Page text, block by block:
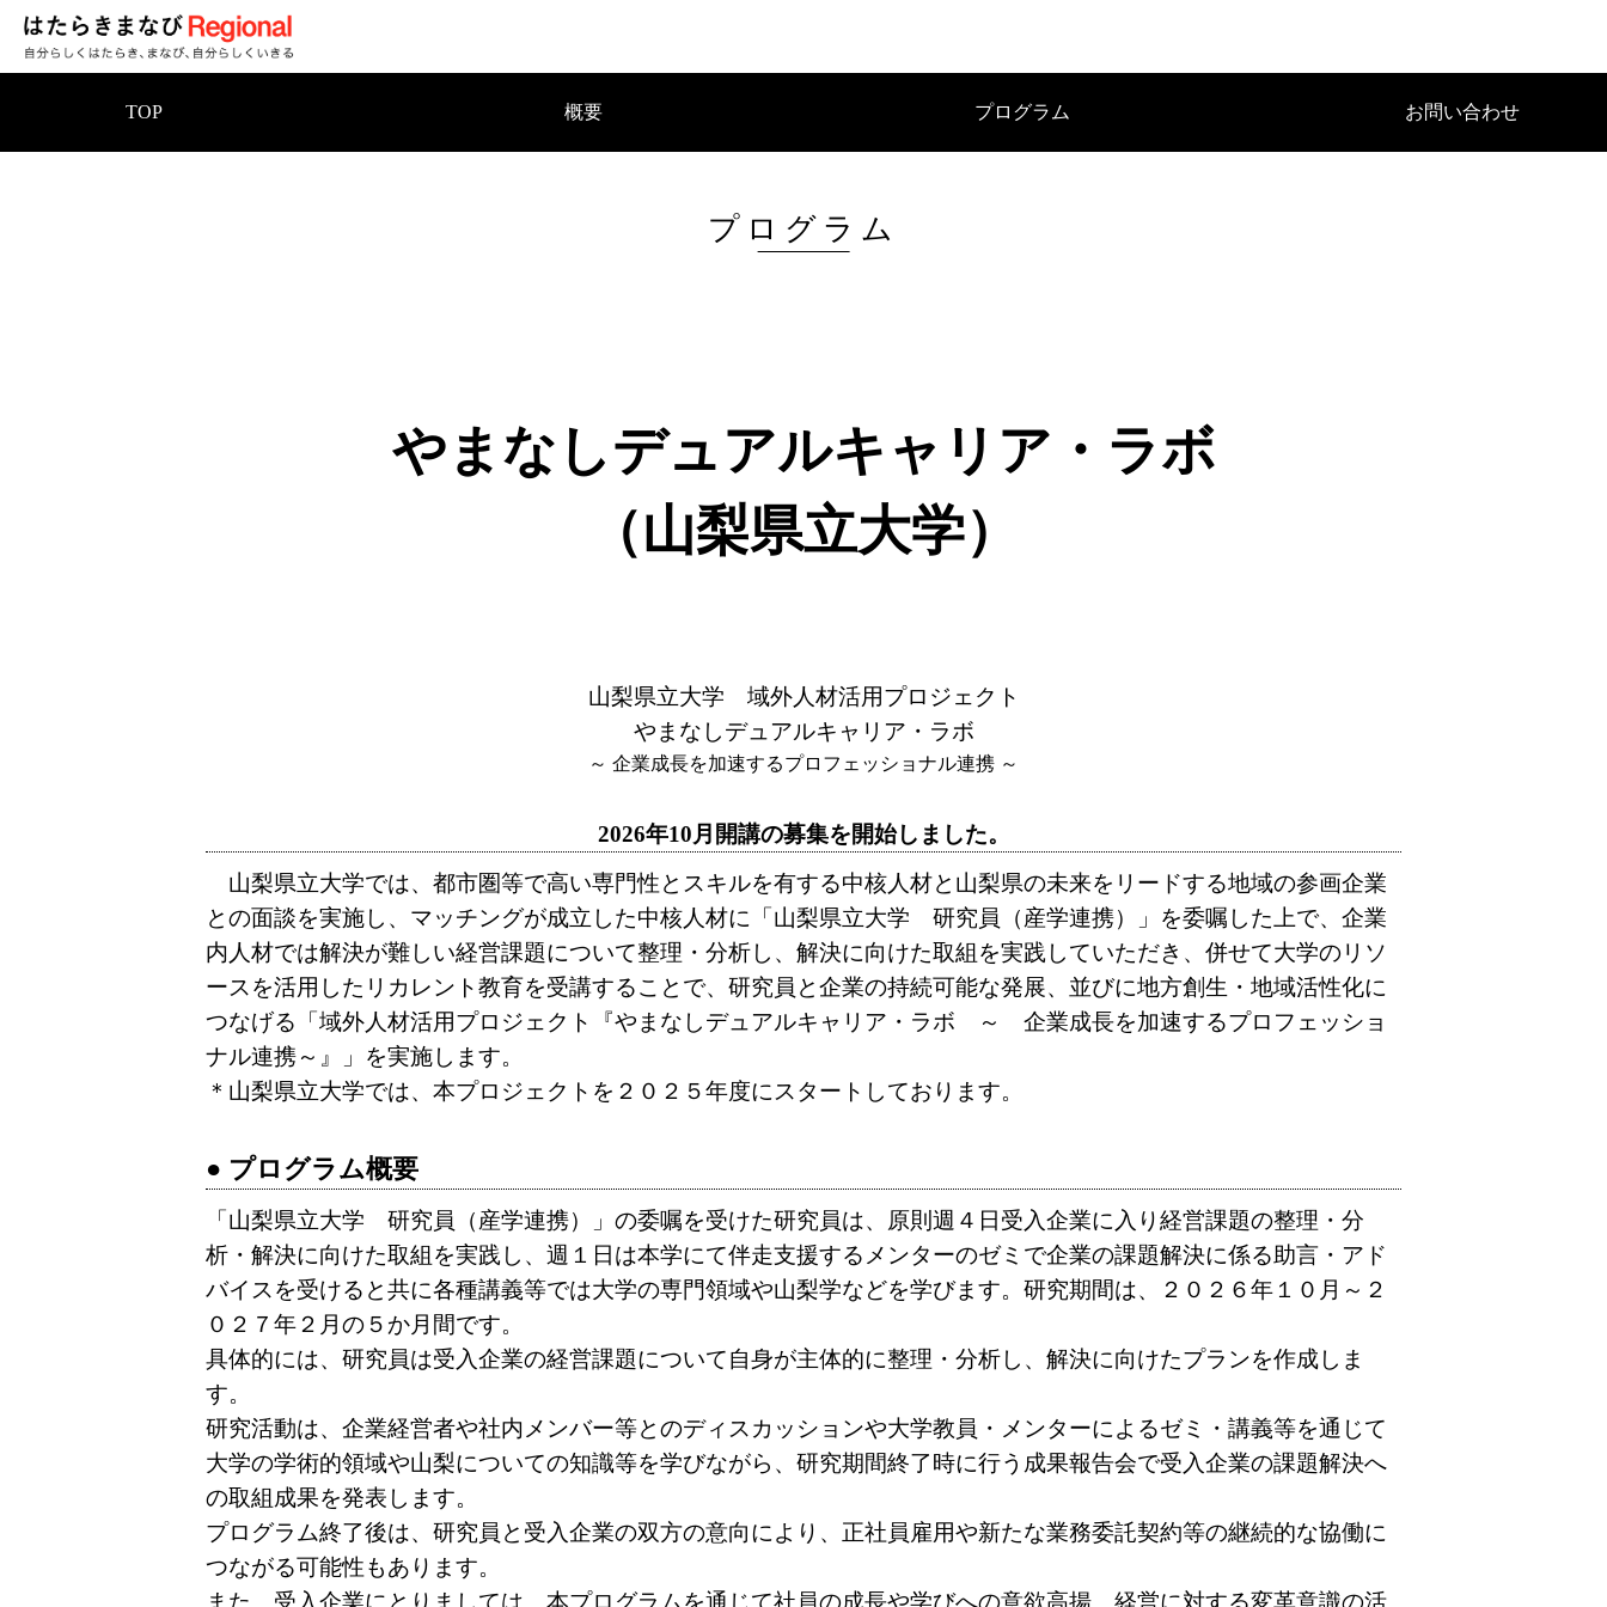
TOP 概要 プログラム お問い合わせ
プログラム
やまなしデュアルキャリア・ラボ
（山梨県立大学）
山梨県立大学 域外人材活用プロジェクト
やまなしデュアルキャリア・ラボ
～ 企業成長を加速するプロフェッショナル連携 ～
2026年10月開講の募集を開始しました。
山梨県立大学では、都市圏等で高い専門性とスキルを有する中核人材と山梨県の未来をリードする地域の参画企業
との面談を実施し、マッチングが成立した中核人材に「山梨県立大学 研究員（産学連携）」を委嘱した上で、企業
内人材では解決が難しい経営課題について整理・分析し、解決に向けた取組を実践していただき、併せて大学のリソ
ースを活用したリカレント教育を受講することで、研究員と企業の持続可能な発展、並びに地方創生・地域活性化に
つなげる「域外人材活用プロジェクト『やまなしデュアルキャリア・ラボ ～ 企業成長を加速するプロフェッショ
ナル連携～』」を実施します。
＊山梨県立大学では、本プロジェクトを２０２５年度にスタートしております。
● プログラム概要
「山梨県立大学 研究員（産学連携）」の委嘱を受けた研究員は、原則週４日受入企業に入り経営課題の整理・分
析・解決に向けた取組を実践し、週１日は本学にて伴走支援するメンターのゼミで企業の課題解決に係る助言・アド
バイスを受けると共に各種講義等では大学の専門領域や山梨学などを学びます。研究期間は、２０２６年１０月～２
０２７年２月の５か月間です。
具体的には、研究員は受入企業の経営課題について自身が主体的に整理・分析し、解決に向けたプランを作成しま
す。
研究活動は、企業経営者や社内メンバー等とのディスカッションや大学教員・メンターによるゼミ・講義等を通じて
大学の学術的領域や山梨についての知識等を学びながら、研究期間終了時に行う成果報告会で受入企業の課題解決へ
の取組成果を発表します。
プログラム終了後は、研究員と受入企業の双方の意向により、正社員雇用や新たな業務委託契約等の継続的な協働に
つながる可能性もあります。
また、受入企業にとりましては、本プログラムを通じて社員の成長や学びへの意欲高揚、経営に対する変革意識の活